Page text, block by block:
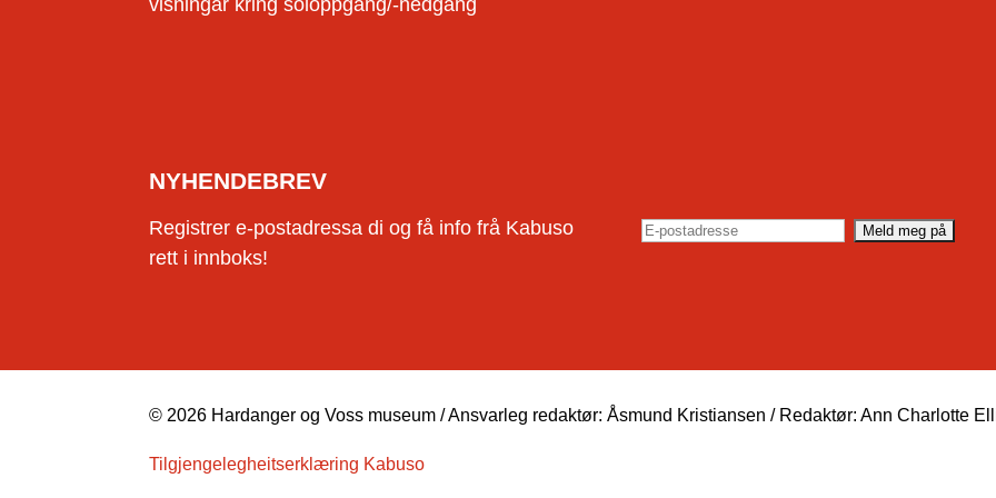
visningar kring soloppgang/-nedgang
NYHENDEBREV
Registrer e-postadressa di og få info frå Kabuso
rett i innboks!
© 2026 Hardanger og Voss museum / Ansvarleg redaktør: Åsmund Kristiansen / Redaktør: Ann Charlotte
Tilgjengelegheitserklæring Kabuso